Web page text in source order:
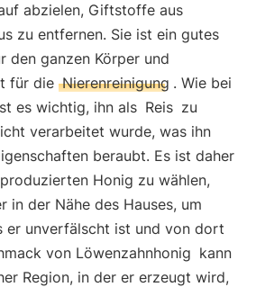
abzielen, Giftstoffe aus
zu entfernen. Sie ist ein gutes
den ganzen Körper und
für die Nierenreinigung . Wie bei
es wichtig, ihn als Reis zu
verarbeitet wurde, was ihn
beraubt. Es ist daher
Honig zu wählen,
in der Nähe des Hauses, um
er unverfälscht ist und von dort
von Löwenzahnhonig kann
Region, in der er erzeugt wird,